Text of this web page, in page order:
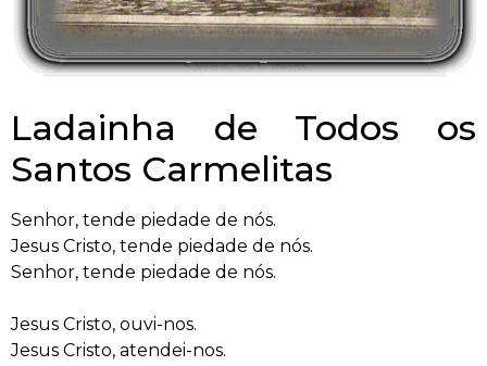
Ladainha de Todos os
Santos Carmelitas
Senhor, tende piedade de nós.
Jesus Cristo, tende piedade de nós.
Senhor, tende piedade de nós.
Jesus Cristo, ouvi-nos.
Jesus Cristo, atendei-nos.